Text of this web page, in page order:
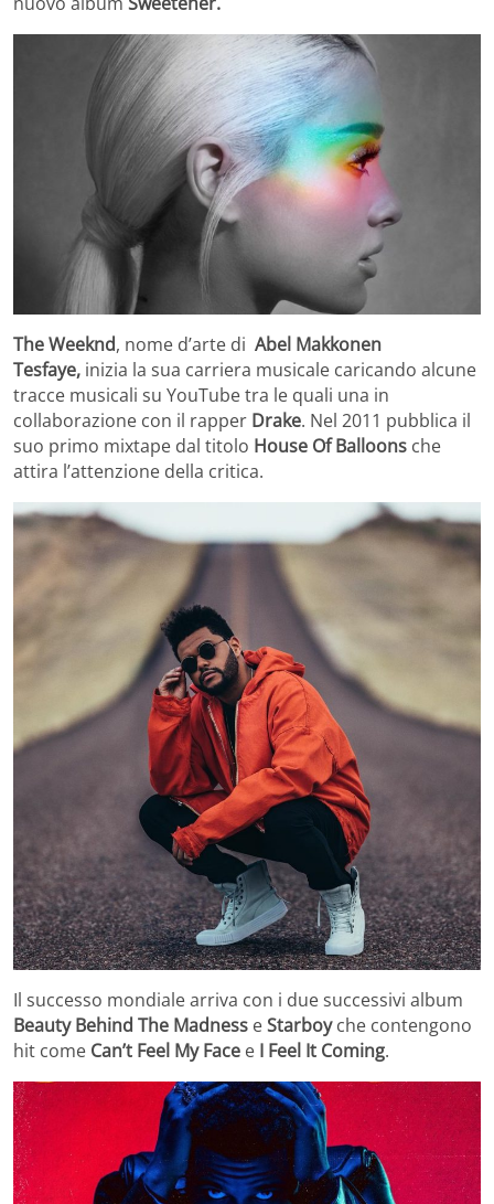
The Weeknd, nome d’arte di Abel Makkonen
Tesfaye, inizia la sua carriera musicale caricando alcune
tracce musicali su YouTube tra le quali una in
collaborazione con il rapper Drake. Nel 2011 pubblica il
suo primo mixtape dal titolo House Of Balloons che
attira l’attenzione della critica.
Il successo mondiale arriva con i due successivi album
Beauty Behind The Madness eStarboyche contengono
hit come Can’t Feel My Face e I Feel It Coming.